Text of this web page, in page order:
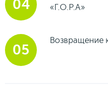
«Г.О.Р.А»
Возвращение